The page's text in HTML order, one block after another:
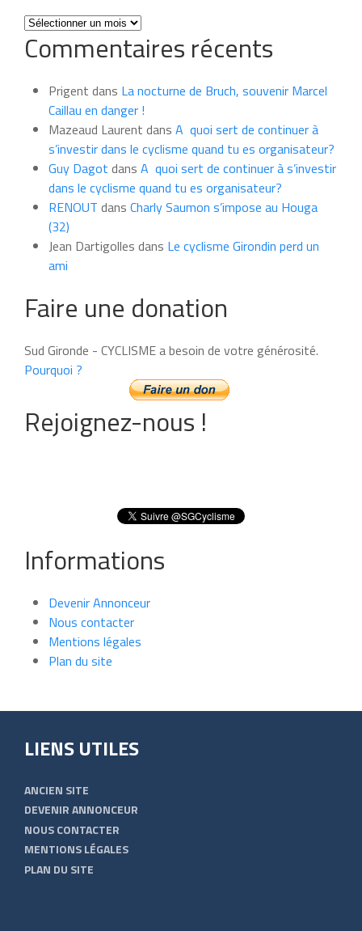
Toutes
les
news
mois
Commentaires récents
Prigent dans La nocturne de Bruch, souvenir Marcel
Caillau en danger !
Mazeaud Laurent dans A quoi sert de continuer à
s’investir dans le cyclisme quand tu es organisateur?
Guy Dagot dans A quoi sert de continuer à s’investir
dans le cyclisme quand tu es organisateur?
RENOUT dans Charly Saumon s’impose au Houga
(32)
Jean Dartigolles dans Le cyclisme Girondin perd un
ami
Faire une donation
Sud Gironde - CYCLISME a besoin de votre générosité.
Pourquoi ?
Rejoignez-nous !
Informations
Devenir Annonceur
Nous contacter
Mentions légales
Plan du site
LIENS UTILES
ANCIEN SITE
DEVENIR ANNONCEUR
NOUS CONTACTER
MENTIONS LÉGALES
PLAN DU SITE